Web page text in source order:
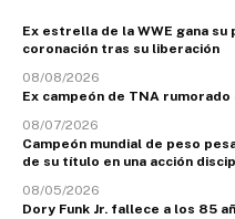
Ex estrella de la WWE gana
coronación tras su liberación
08/08/2026
Ex campeón de TNA rumorado
08/07/2026
Campeón mundial de peso
de su título en una acción
08/05/2026
Dory Funk Jr. fallece a los 85